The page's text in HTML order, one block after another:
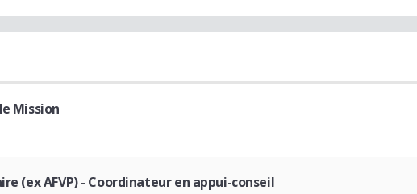
Mission
(ex AFVP)- Coordinateur en appui-conseil